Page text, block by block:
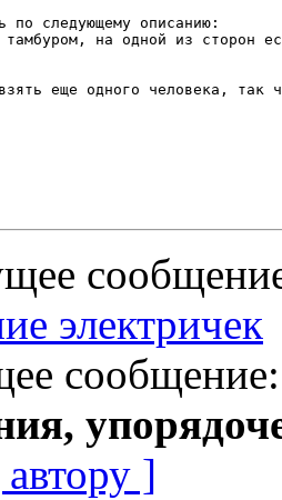
по следующему описанию:
тамбуром, на одной из сторон
еще одного человека, так
электричек
]